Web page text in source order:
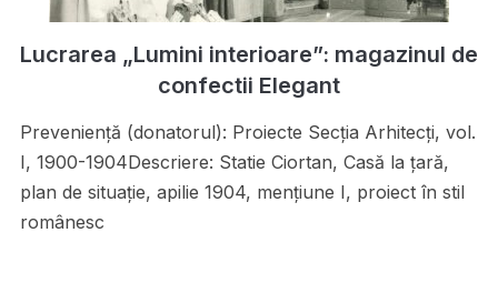
Lucrarea „Lumini interioare”: magazinul de
confectii Elegant
Preveniență (donatorul): Proiecte Secţia Arhitecţi, vol.
I, 1900-1904Descriere: Statie Ciortan, Casă la ţară,
plan de situaţie, apilie 1904, menţiune I, proiect în stil
românesc